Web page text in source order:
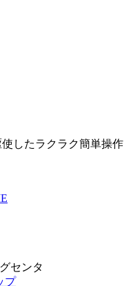
したラクラク簡単操作
センタ
プ